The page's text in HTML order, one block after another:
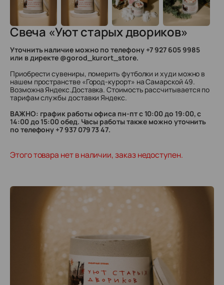
Свеча «Уют старых двориков»
Уточнить наличие можно по телефону +7 927 605 9985
или в директе @gorod_kurort_store.
Приобрести сувениры, померить футболки и худи можно в
нашем пространстве «Город-курорт» на Самарской 49.
Возможна Яндекс.Доставка. Стоимость рассчитывается по
тарифам службы доставки Яндекс.
ВАЖНО: график работы офиса пн-пт с 10:00 до 19:00, с
14:00 до 15:00 обед. Часы работы также можно уточнить
по телефону +7 937 079 73 47.
Этого товара нет в наличии, заказ недоступен.